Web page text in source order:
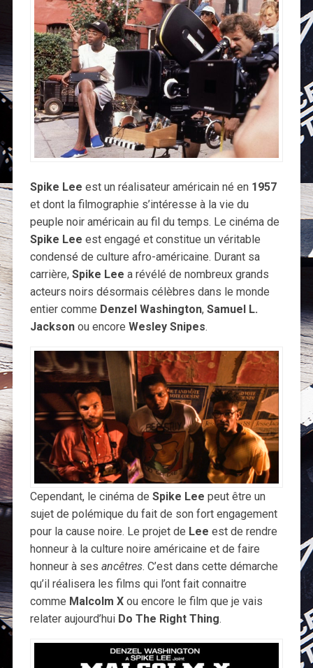
Spike Lee est un réalisateur américain né en 1957
et dont la filmographie s’intéresse à la vie du
peuple noir américain au fil du temps. Le cinéma de
Spike Lee est engagé et constitue un véritable
condensé de culture afro-américaine. Durant sa
carrière, Spike Lee a révélé de nombreux grands
acteurs noirs désormais célèbres dans le monde
entier comme Denzel Washington, Samuel L.
Jacksonou encore Wesley Snipes.
Cependant, le cinéma de Spike Lee peut être un
sujet de polémique du fait de son fort engagement
pour la cause noire. Le projet de Lee est de rendre
honneur à la culture noire américaine et de faire
honneur à ses ancêtres. C’est dans cette démarche
qu’il réalisera les films qui l’ont fait connaitre
comme Malcolm Xou encore le film que je vais
relater aujourd’hui Do The Right Thing.